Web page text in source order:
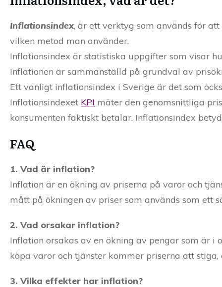
Inflationsindex, är ett verktyg som används för
vilken metod man använder.
Inflationsindex är statistiska uppgifter som visar
Inflationen är sammanställd på grundval av
Ett vanligt inflationsindex i Sverige är det som
Inflationsindexet KPI mäter den genomsnittliga
konsumenten faktiskt betalar. Inflationsindex
FAQ
1. Vad är inflation?
Inflation är en ökning av priserna på varor och
mått på ökningen av priser som används som ett
2. Vad orsakar inflation?
Inflation orsakas av en ökning av pengar som är
köpa varor och tjänster kommer priserna att
3. Vilka effekter har inflation?